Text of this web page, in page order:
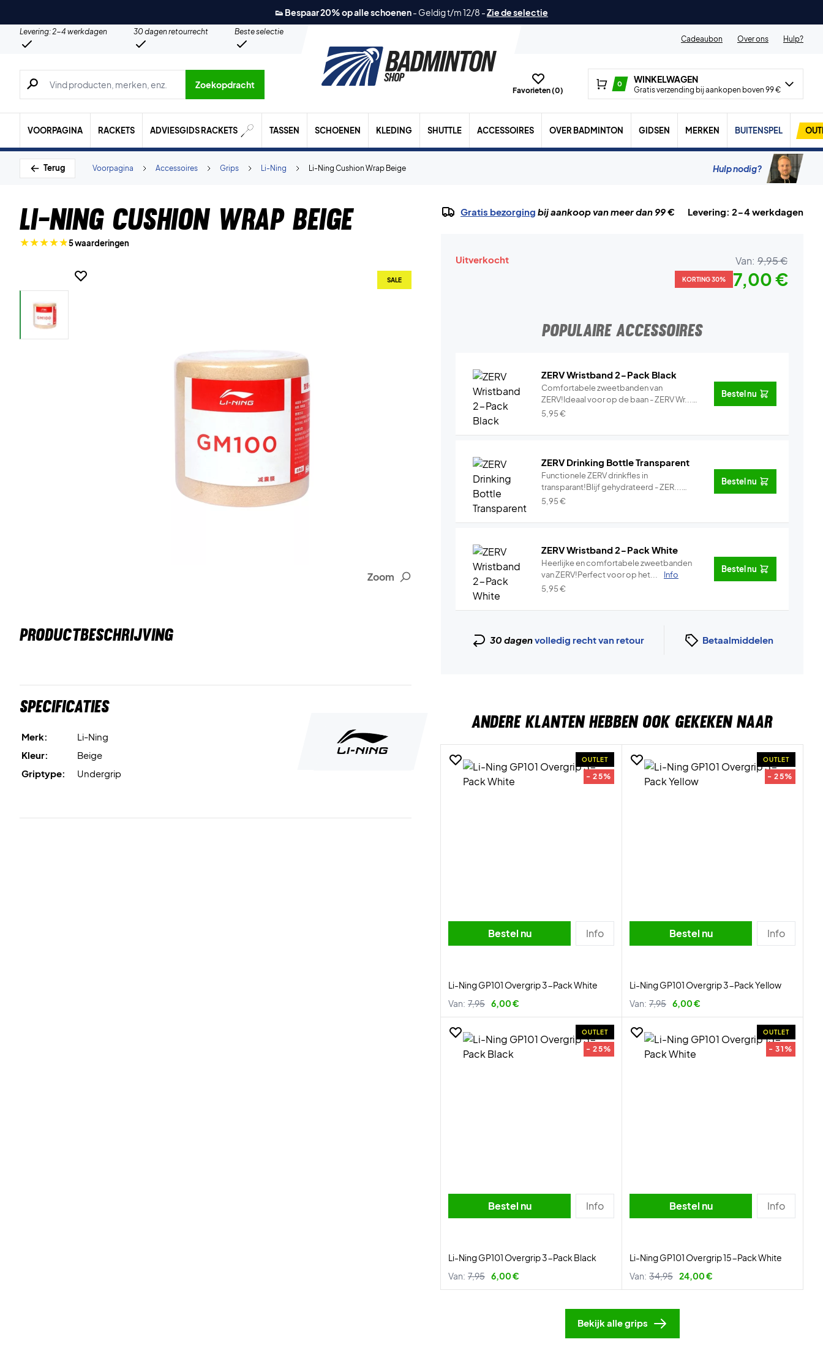
👟 Bespaar 20% op alle schoenen- Geldig t/m 12/8 -Zie de selectie
Levering: 2-4 werkdagen 30 dagen retourrecht
Beste selectie
Cadeaubon
Over ons Hulp?
Zoeken naar producten, merken etc.
Zoekopdracht
Favorieten (0)
0 WINKELWAGEN
Gratis verzending bij aankopen boven 99 €
VOORPAGINA RACKETS ADVIESGIDS RACKETS TASSEN SCHOENEN KLEDING SHUTTLE ACCESSOIRES OVER BADMINTON GIDSEN MERKEN BUITENSPEL
Terug Li-Ning Cushion Wrap Beige
Li-Ning
Grips
Accessoires
Voorpagina Hulp nodig?
Li-Ning Cushion Wrap Beige
5 waarderingen
Zoom
SALE
PRODUCTBESCHRIJVING
Specificaties
Merk:
Li-Ning
Kleur:
Beige
Griptype:
Undergrip
Gratis bezorging bij aankoop van meer dan 99 € Levering: 2-4 werkdagen
Uitverkocht Van: 9,95 €
KORTING 30% 7,00 €
POPULAIRE ACCESSOIRES
ZERV Wristband 2-Pack Black
Comfortabele zweetbanden van
ZERV!Ideaal voor op de baan - ZERV Wr...
Info
5,95€
Bestel nu
ZERV Drinking Bottle Transparent
Functionele ZERV drinkfles in
transparant!Blijf gehydrateerd - ZER...
Info
5,95€
Bestel nu
ZERV Wristband 2-Pack White
Heerlijke en comfortabele zweetbanden
van ZERV!Perfect voor op het...
Info
5,95€
Bestel nu
30 dagenvolledig recht van retour Betaalmiddelen
ANDERE KLANTEN HEBBEN OOK GEKEKEN NAAR
OUTLET
- 25%
Bestel nu Info
Li-Ning GP101 Overgrip 3-Pack White
Van: 7,95 6,00 €
OUTLET
- 25%
Bestel nu Info
Li-Ning GP101 Overgrip 3-Pack Yellow
Van: 7,95 6,00 €
OUTLET
- 25%
Bestel nu Info
Li-Ning GP101 Overgrip 3-Pack Black
Van: 7,95 6,00 €
OUTLET
- 31%
Bestel nu Info
Li-Ning GP101 Overgrip 15-Pack White
Van: 34,95 24,00 €
Bekijk alle grips